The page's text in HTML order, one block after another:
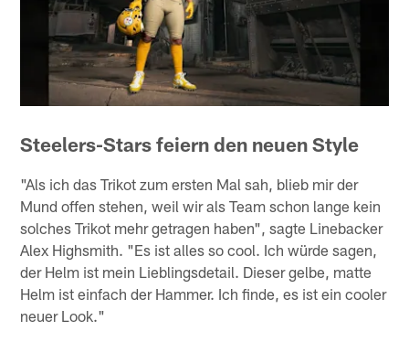
Steelers-Stars feiern den neuen Style
"Als ich das Trikot zum ersten Mal sah, blieb mir der
Mund offen stehen, weil wir als Team schon lange kein
solches Trikot mehr getragen haben", sagte Linebacker
Alex Highsmith. "Es ist alles so cool. Ich würde sagen,
der Helm ist mein Lieblingsdetail. Dieser gelbe, matte
Helm ist einfach der Hammer. Ich finde, es ist ein cooler
neuer Look."